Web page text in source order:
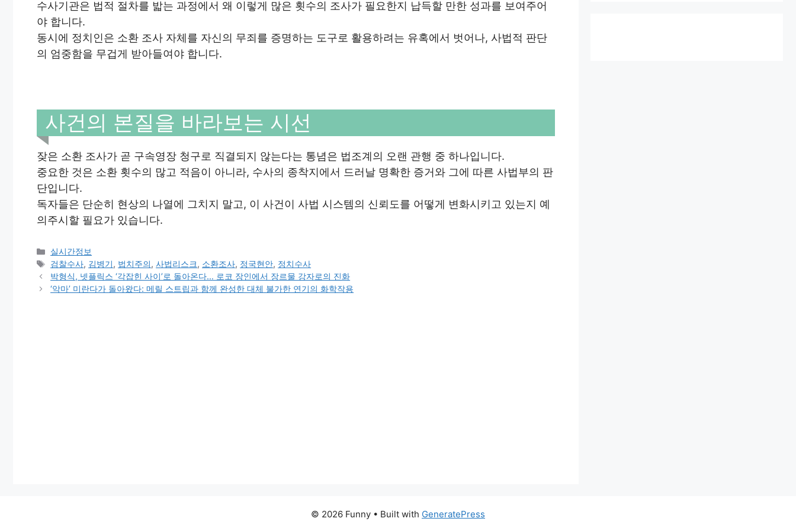
수사기관은 법적 절차를 밟는 과정에서 왜 이렇게 많은 횟수의 조사가 필요한지 납득할 만한 성과를 보여주어
야 합니다.
동시에 정치인은 소환 조사 자체를 자신의 무죄를 증명하는 도구로 활용하려는 유혹에서 벗어나, 사법적 판단
의 엄중함을 무겁게 받아들여야 합니다.
사건의 본질을 바라보는 시선
잦은 소환 조사가 곧 구속영장 청구로 직결되지 않는다는 통념은 법조계의 오랜 관행 중 하나입니다.
중요한 것은 소환 횟수의 많고 적음이 아니라, 수사의 종착지에서 드러날 명확한 증거와 그에 따른 사법부의 판
단입니다.
독자들은 단순히 현상의 나열에 그치지 말고, 이 사건이 사법 시스템의 신뢰도를 어떻게 변화시키고 있는지 예
의주시할 필요가 있습니다.
Categories
실시간정보
Tags
검찰수사, 김병기, 법치주의,사법리스크, 소환조사, 정국현안, 정치수사
박형식, 넷플릭스 ‘각잡힌 사이’로 돌아온다… 로코 장인에서 장르물 강자로의 진화
‘악마’ 미란다가 돌아왔다: 메릴 스트립과 함께 완성한 대체 불가한 연기의 화학작용
© 2026 Funny • Built with GeneratePress